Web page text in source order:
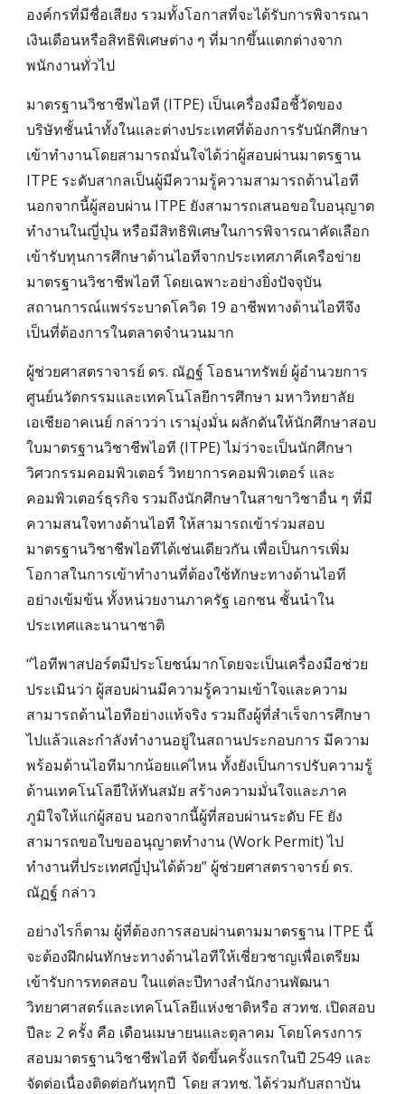
องค์กรที่มีชื่อเสียง รวมทั้งโอกาสที่จะได้รับการพิจารณา
เงินเดือนหรือสิทธิพิเศษต่าง ๆ ที่มากขึ้นแตกต่างจาก
พนักงานทั่วไป
มาตรฐานวิชาชีพไอที (ITPE) เป็นเครื่องมือชี้วัดของ
บริษัทชั้นนำทั้งในและต่างประเทศที่ต้องการรับนักศึกษา
เข้าทำงานโดยสามารถมั่นใจได้ว่าผู้สอบผ่านมาตรฐาน
ITPE ระดับสากลเป็นผู้มีความรู้ความสามารถด้านไอที
นอกจากนี้ผู้สอบผ่าน ITPE ยังสามารถเสนอขอใบอนุญาต
ทำงานในญี่ปุ่น หรือมีสิทธิพิเศษในการพิจารณาคัดเลือก
เข้ารับทุนการศึกษาด้านไอทีจากประเทศภาคีเครือข่าย
มาตรฐานวิชาชีพไอที โดยเฉพาะอย่างยิ่งปัจจุบัน
สถานการณ์แพร่ระบาดโควิด 19 อาชีพทางด้านไอทีจึง
เป็นที่ต้องการในตลาดจำนวนมาก
ผู้ช่วยศาสตราจารย์ ดร. ณัฏฐ์ โอธนาทรัพย์ ผู้อำนวยการ
ศูนย์นวัตกรรมและเทคโนโลยีการศึกษา มหาวิทยาลัย
เอเชียอาคเนย์ กล่าวว่า เรามุ่งมั่น ผลักดันให้นักศึกษาสอบ
ใบมาตรฐานวิชาชีพไอที (ITPE) ไม่ว่าจะเป็นนักศึกษา
วิศวกรรมคอมพิวเตอร์ วิทยาการคอมพิวเตอร์ และ
คอมพิวเตอร์ธุรกิจ รวมถึงนักศึกษาในสาขาวิชาอื่น ๆ ที่มี
ความสนใจทางด้านไอที ให้สามารถเข้าร่วมสอบ
มาตรฐานวิชาชีพไอทีได้เช่นเดียวกัน เพื่อเป็นการเพิ่ม
โอกาสในการเข้าทำงานที่ต้องใช้ทักษะทางด้านไอที
อย่างเข้มข้น ทั้งหน่วยงานภาครัฐ เอกชน ชั้นนำใน
ประเทศและนานาชาติ
“ไอทีพาสปอร์ตมีประโยชน์มากโดยจะเป็นเครื่องมือช่วย
ประเมินว่า ผู้สอบผ่านมีความรู้ความเข้าใจและความ
สามารถด้านไอทีอย่างแท้จริง รวมถึงผู้ที่สำเร็จการศึกษา
ไปแล้วและกำลังทำงานอยู่ในสถานประกอบการ มีความ
พร้อมด้านไอทีมากน้อยแค่ไหน ทั้งยังเป็นการปรับความรู้
ด้านเทคโนโลยีให้ทันสมัย สร้างความมั่นใจและภาค
ภูมิใจให้แก่ผู้สอบ นอกจากนี้ผู้ที่สอบผ่านระดับ FE ยัง
สามารถขอใบขออนุญาตทำงาน (Work Permit) ไป
ทำงานที่ประเทศญี่ปุ่นได้ด้วย” ผู้ช่วยศาสตราจารย์ ดร.
ณัฏฐ์ กล่าว
อย่างไรก็ตาม ผู้ที่ต้องการสอบผ่านตามมาตรฐาน ITPE นี้
จะต้องฝึกฝนทักษะทางด้านไอทีให้เชี่ยวชาญเพื่อเตรียม
เข้ารับการทดสอบ ในแต่ละปีทางสำนักงานพัฒนา
วิทยาศาสตร์และเทคโนโลยีแห่งชาติหรือ สวทช. เปิดสอบ
ปีละ 2 ครั้ง คือ เดือนเมษายนและตุลาคม โดยโครงการ
สอบมาตรฐานวิชาชีพไอที จัดขึ้นครั้งแรกในปี 2549 และ
จัดต่อเนื่องติดต่อกันทุกปี โดย สวทช. ได้ร่วมกับสถาบัน